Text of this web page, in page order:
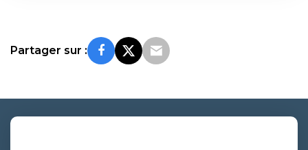
Partager sur :